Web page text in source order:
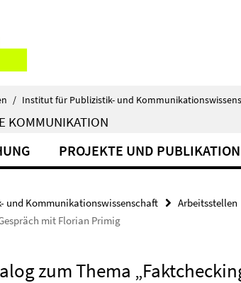
/ Institut für Publizistik- und
KOMMUNIKATION
PROJEKTE UND
und Kommunikationswissenschaft Arbeitsstellen
mit Florian Primig
zum Thema